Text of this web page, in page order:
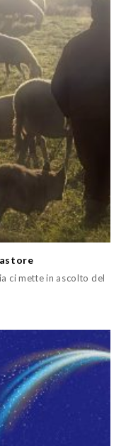
ci mette in ascolto del